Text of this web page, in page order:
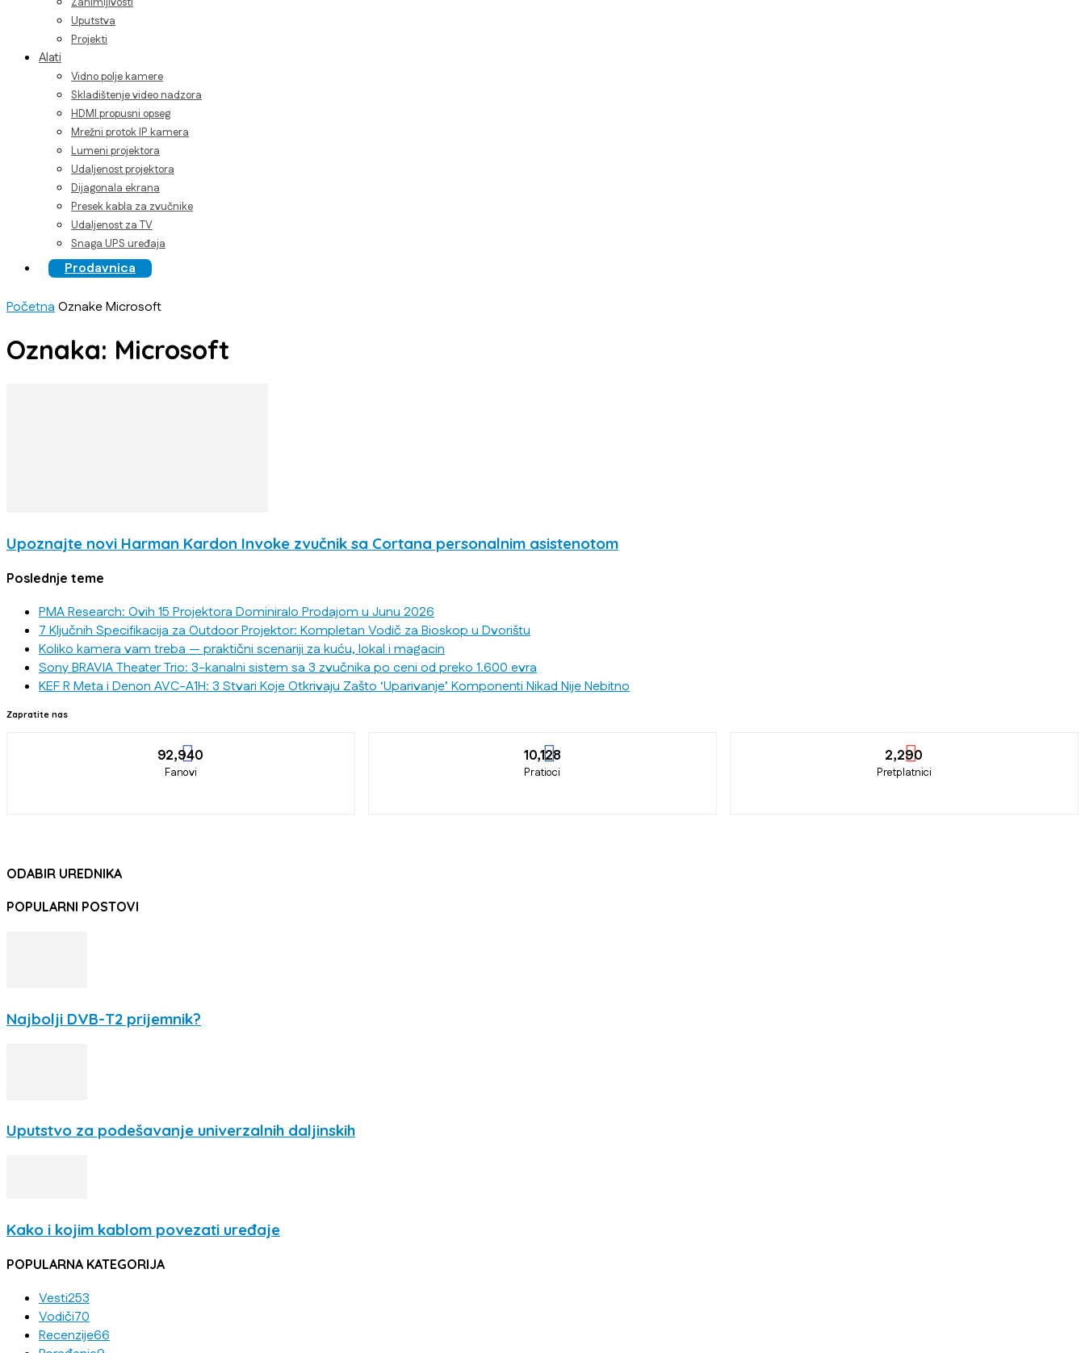
Uputstva
Projekti
Alati
Vidno polje kamere
Skladištenje video nadzora
HDMI propusni opseg
Mrežni protok IP kamera
Lumeni projektora
Udaljenost projektora
Dijagonala ekrana
Presek kabla za zvučnike
Udaljenost za TV
Snaga UPS uređaja
Prodavnica
PočetnaOznakeMicrosoft
Oznaka: Microsoft
Upoznajte novi Harman Kardon Invoke zvučnik sa Cortana personalnim asistenotom
Poslednje teme
PMA Research: Ovih 15 Projektora Dominiralo Prodajom u Junu 2026
7 Ključnih Specifikacija za Outdoor Projektor: Kompletan Vodič za Bioskop u Dvorištu
Koliko kamera vam treba — praktični scenariji za kuću, lokal i magacin
Sony BRAVIA Theater Trio: 3-kanalni sistem sa 3 zvučnika po ceni od preko 1.600 evra
KEF R Meta i Denon AVC-A1H: 3 Stvari Koje Otkrivaju Zašto ‘Uparivanje’ Komponenti Nikad Nije Nebitno
Zapratite nas
92,940
Fanovi
10,128
Pratioci
2,290
Pretplatnici
ODABIR UREDNIKA
POPULARNI POSTOVI
Najbolji DVB-T2 prijemnik?
Uputstvo za podešavanje univerzalnih daljinskih
Kako i kojim kablom povezati uređaje
POPULARNA KATEGORIJA
Vesti253
Vodiči70
Recenzije66